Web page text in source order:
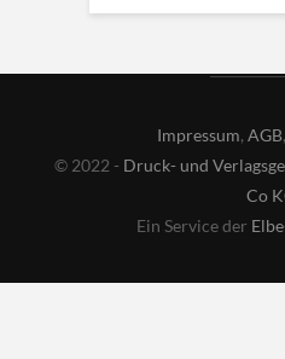
Impressum, AGB,
© 2022 - Druck- und
Co
Ein Service der